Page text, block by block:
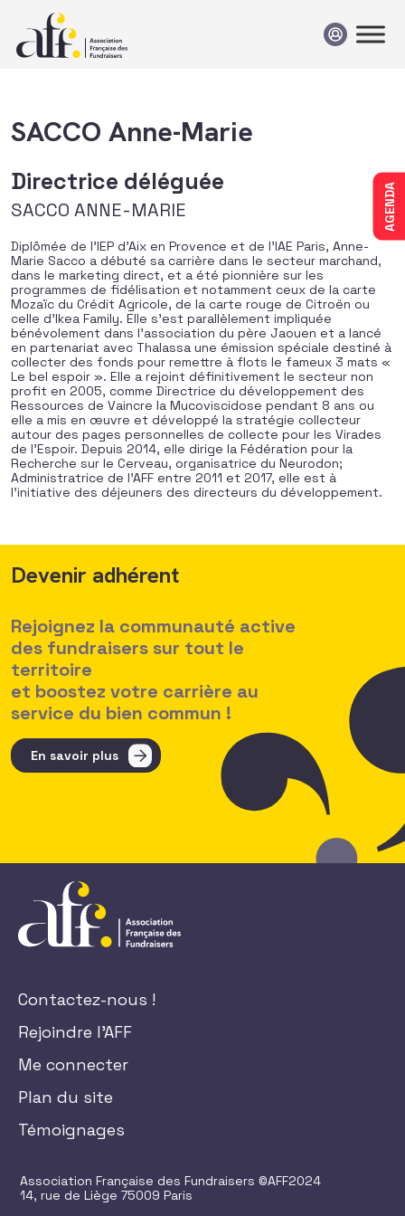
AGENDA
SACCO Anne-Marie
Directrice déléguée
SACCO ANNE-MARIE
Diplômée de l’IEP d’Aix en Provence et de l’IAE Paris, Anne-
Marie Sacco a débuté sa carrière dans le secteur marchand,
dans le marketing direct, et a été pionnière sur les
programmes de fidélisation et notamment ceux de la carte
Mozaïc du Crédit Agricole, de la carte rouge de Citroën ou
celle d’Ikea Family. Elle s’est parallèlement impliquée
bénévolement dans l’association du père Jaouen et a lancé
en partenariat avec Thalassa une émission spéciale destiné à
collecter des fonds pour remettre à flots le fameux 3 mats «
Le bel espoir ». Elle a rejoint définitivement le secteur non
profit en 2005, comme Directrice du développement des
Ressources de Vaincre la Mucoviscidose pendant 8 ans ou
elle a mis en œuvre et développé la stratégie collecteur
autour des pages personnelles de collecte pour les Virades
de l’Espoir. Depuis 2014, elle dirige la Fédération pour la
Recherche sur le Cerveau, organisatrice du Neurodon;
Administratrice de l’AFF entre 2011 et 2017, elle est à
l’initiative des déjeuners des directeurs du développement.
Devenir adhérent
Rejoignez la communauté active
des fundraisers sur tout le
territoire
et boostez votre carrière au
service du bien commun !
En savoir plus
Contactez-nous !
Rejoindre l'AFF
Me connecter
Plan du site
Témoignages
Association Française des Fundraisers ©AFF2024
14, rue de Liège 75009 Paris